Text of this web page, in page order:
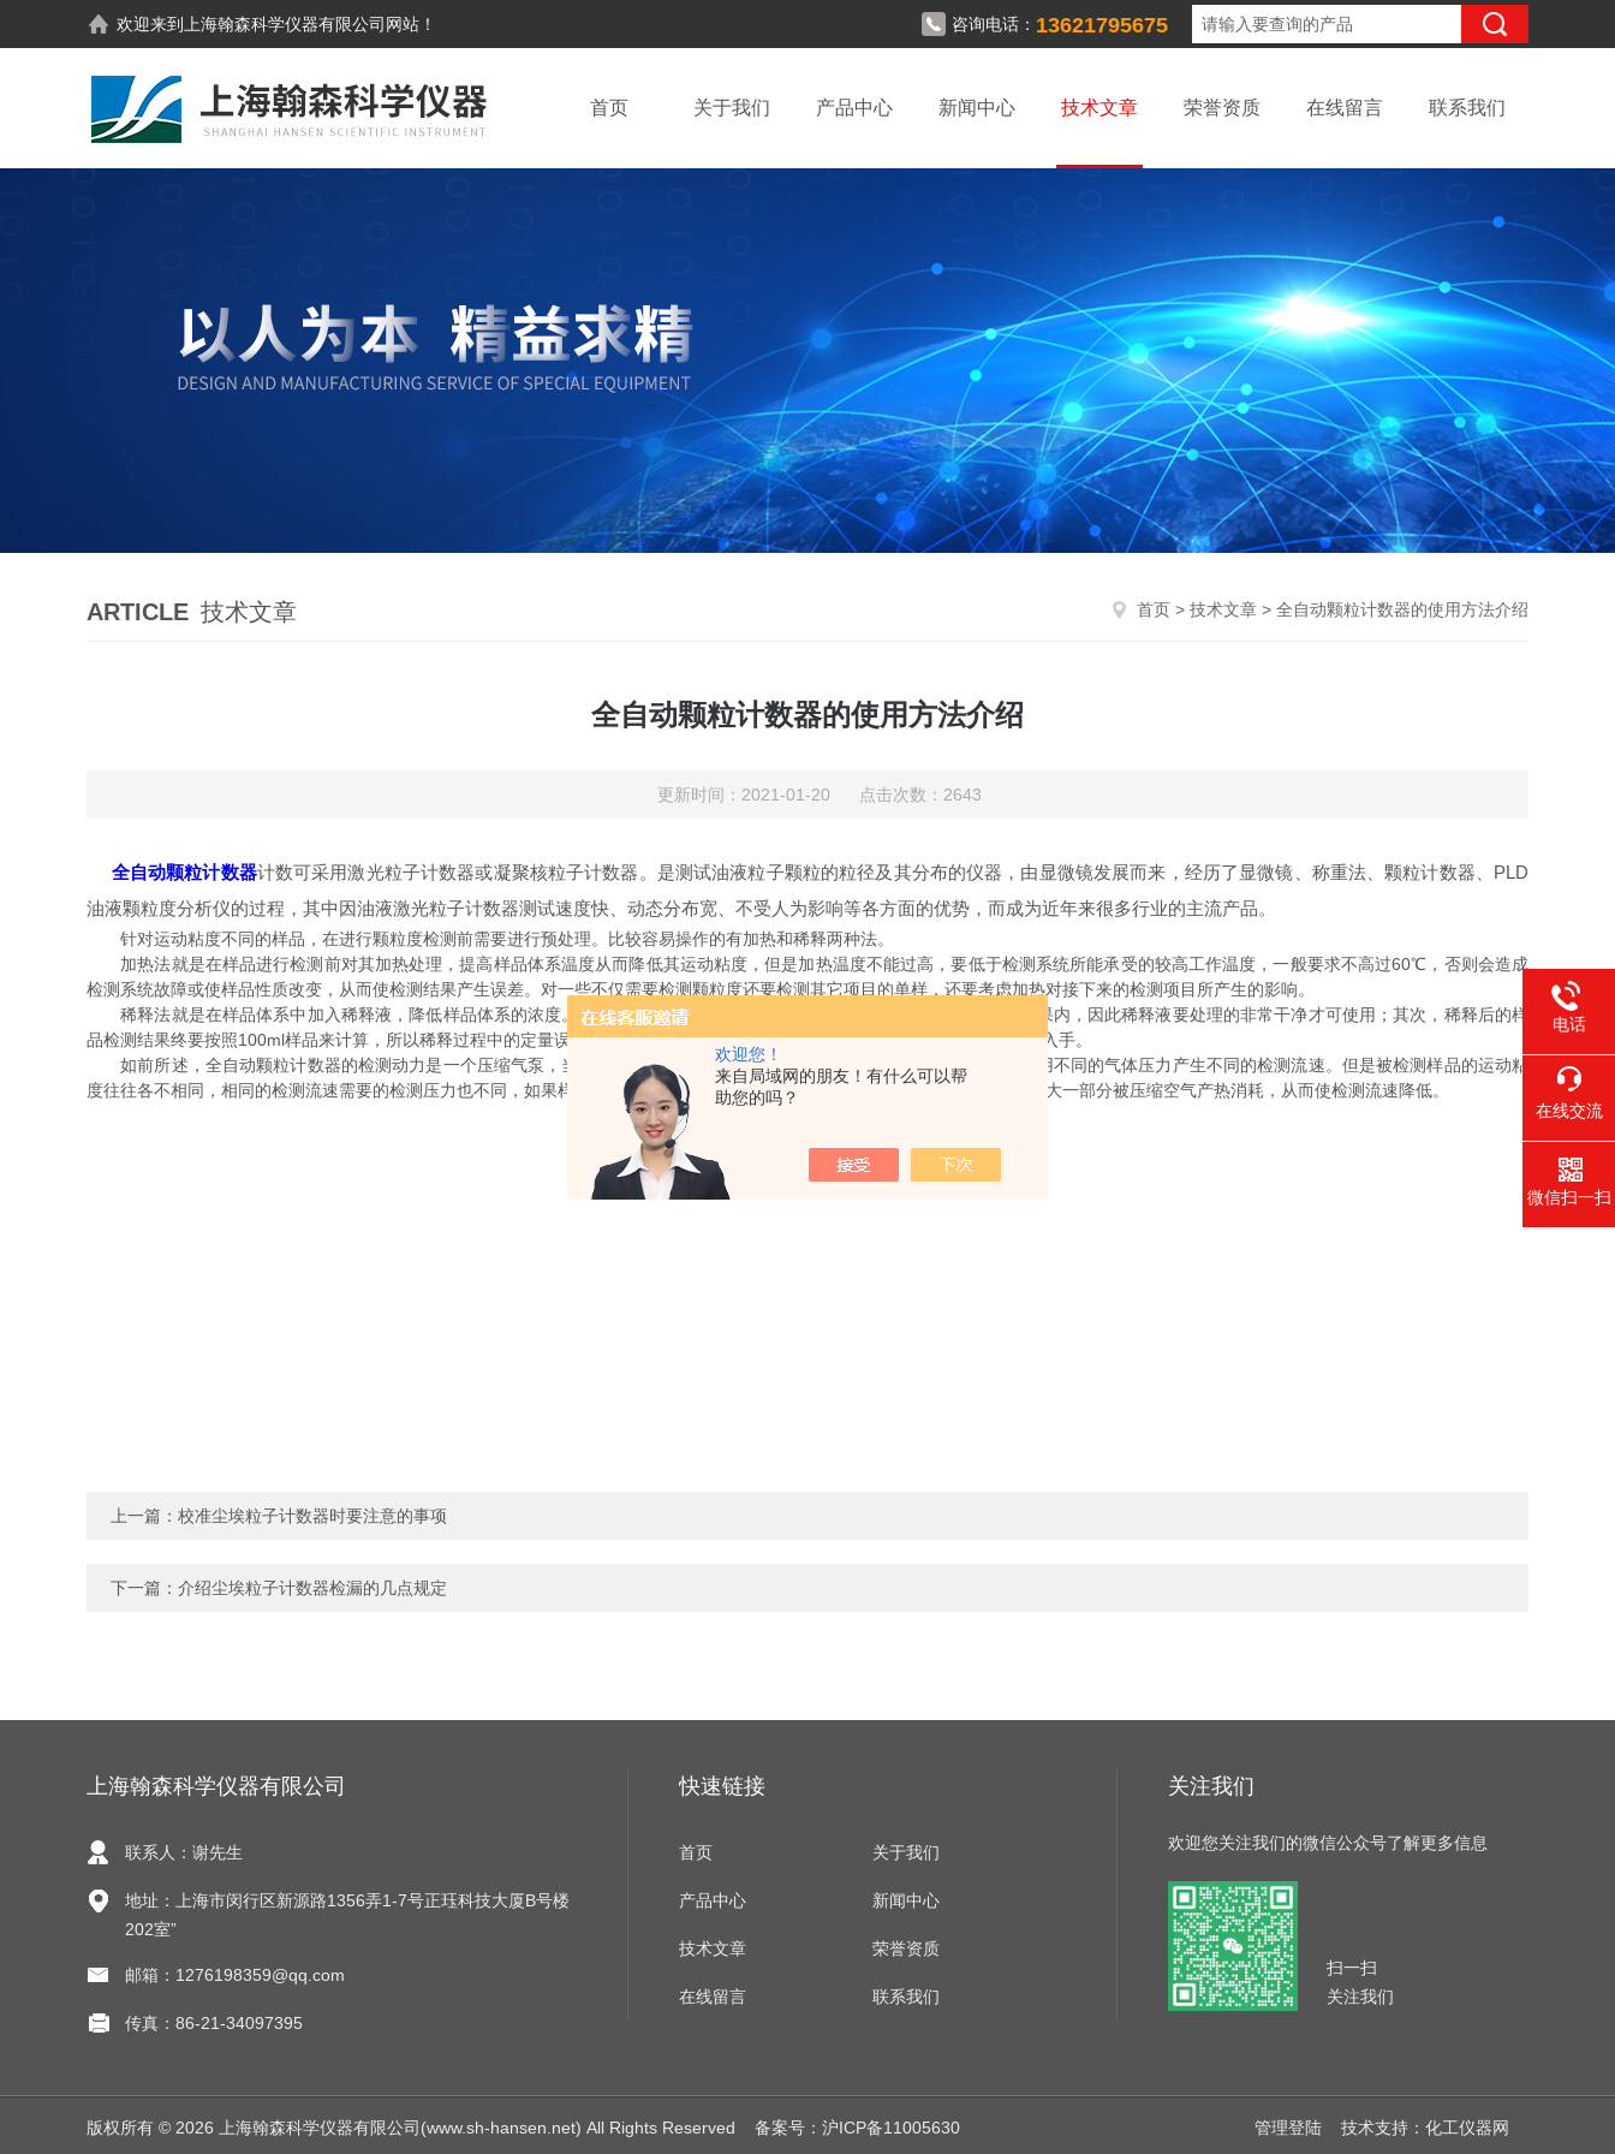
欢迎您！
来自局域网的朋友！有什么可以帮
助您的吗？
欢迎来到 上海翰森科学仪器有限公司 网站！ 咨询电话： 13621795675
首页 关于我们 产品中心 新闻中心 技术文章 荣誉资质 在线留言 联系我们
ARTICLE 技术文章 首页 > 技术文章 > 全自动颗粒计数器的使用方法介绍
全自动颗粒计数器的使用方法介绍
更新时间：2021-01-20 点击次数：2643
全自动颗粒计数器计数可采用激光粒子计数器或凝聚核粒子计数器。是测试油液粒子颗粒的粒径及其分布的仪器，由显微镜发展而来，经历了显微镜、称重法、颗粒计数器、PLD
油液颗粒度分析仪的过程，其中因油液激光粒子计数器测试速度快、动态分布宽、不受人为影响等各方面的优势，而成为近年来很多行业的主流产品。
针对运动粘度不同的样品，在进行颗粒度检测前需要进行预处理。比较容易操作的有加热和稀释两种法。
加热法就是在样品进行检测前对其加热处理，提高样品体系温度从而降低其运动粘度，但是加热温度不能过高，要低于检测系统所能承受的较高工作温度，一般要求不高过60℃，否则会造成
检测系统故障或使样品性质改变，从而使检测结果产生误差。对一些不仅需要检测颗粒度还要检测其它项目的单样，还要考虑加热对接下来的检测项目所产生的影响。
稀释法就是在样品体系中加入稀释液，降低样品体系的浓度。需要注意的是，稀释液中的颗粒终也将被计算在样品颗粒度结果内，因此稀释液要处理的非常干净才可使用；其次，稀释后的样
品检测结果终要按照100ml样品来计算，所以稀释过程中的定量误差将直接影响终颗粒度结果。而较好的解决办法是从检测动力源入手。
如前所述，全自动颗粒计数器的检测动力是一个压缩气泵，当检测开始时压缩气泵产生压缩气体迫使样品通过检测窗口，利用不同的气体压力产生不同的检测流速。但是被检测样品的运动粘
度往往各不相同，相同的检测流速需要的检测压力也不同，如果样品运动粘度过大，检测油流会使空气过度压缩，气泵做功将有很大一部分被压缩空气产热消耗，从而使检测流速降低。
上一篇： 校准尘埃粒子计数器时要注意的事项
下一篇： 介绍尘埃粒子计数器检漏的几点规定
上海翰森科学仪器有限公司
联系人：谢先生
地址：上海市闵行区新源路1356弄1-7号正珏科技大厦B号楼
202室”
邮箱：1276198359@qq.com
传真：86-21-34097395
快速链接
首页 关于我们
产品中心 新闻中心
技术文章 荣誉资质
在线留言 联系我们
关注我们
欢迎您关注我们的微信公众号了解更多信息
扫一扫
关注我们
版权所有 © 2026 上海翰森科学仪器有限公司(www.sh-hansen.net) All Rights Reserved 备案号：沪ICP备11005630 管理登陆 技术支持： 化工仪器网
电话
在线交流
微信扫一扫